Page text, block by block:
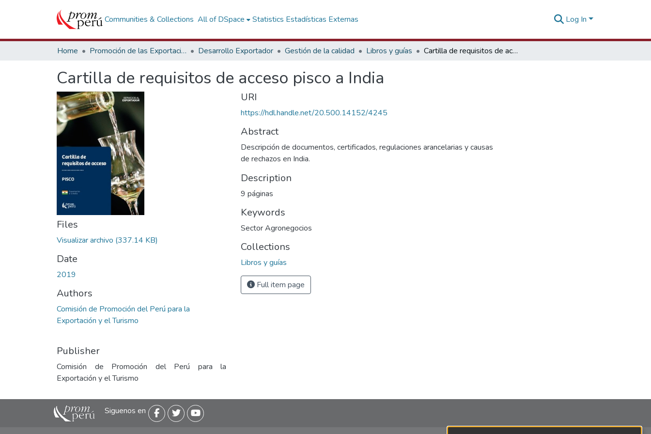
Communities & Collections All of DSpace Statistics Estadísticas Externas Log In
Home Promoción de las Exportaciones Desarrollo Exportador Gestión de la calidad Libros y guías Cartilla de requisitos de acceso pisco a India
Cartilla de requisitos de acceso pisco a India
Files
Visualizar archivo (337.14 KB)
Date
2019
Authors
Comisión de Promoción del Perú para la
Exportación y el Turismo
Publisher
Comisión de Promoción del Perú para la
Exportación y el Turismo
URI
https://hdl.handle.net/20.500.14152/4245
Abstract
Descripción de documentos, certificados, regulaciones arancelarias y causas
de rechazos en India.
Description
9 páginas
Keywords
Sector Agronegocios
Collections
Libros y guías
Full item page
Siguenos en